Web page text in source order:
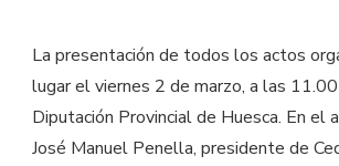
La presentación de todos los actos
lugar el viernes 2 de marzo, a las
Diputación Provincial de Huesca. En el
José Manuel Penella, presidente de